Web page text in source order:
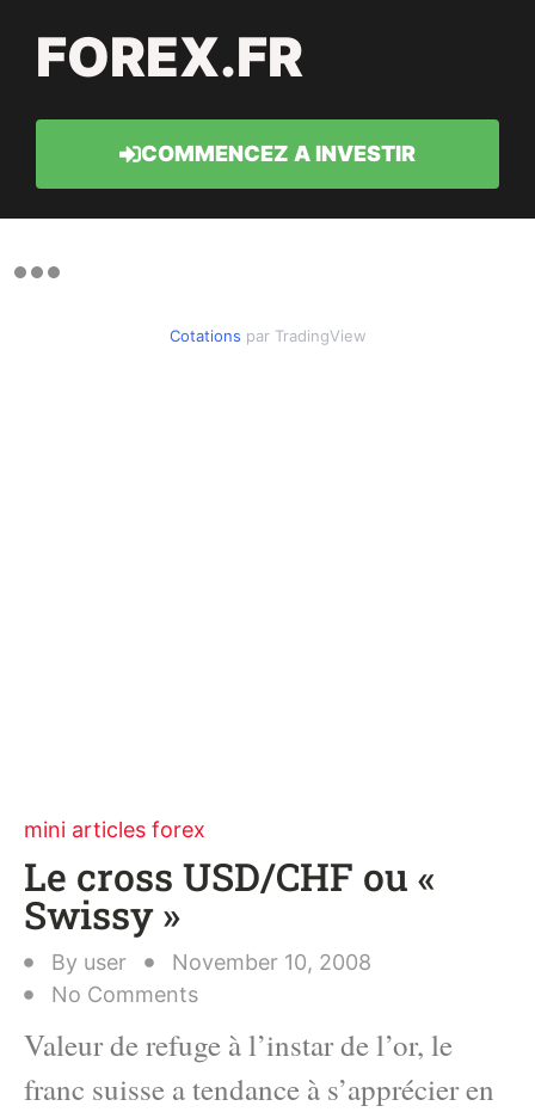
FOREX.FR
COMMENCEZ A INVESTIR
Cotations par TradingView
mini articles forex
Le cross USD/CHF ou «
Swissy »
By user
November 10, 2008
No Comments
Valeur de refuge à l’instar de l’or, le
franc suisse a tendance à s’apprécier en